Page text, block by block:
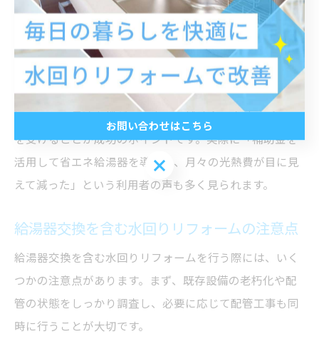
投資を抑えることも可能です。これらの制度を活用する
ことで、家計への負担を減らしながら最新設備を導入で
きるメリットがあります。
具体的には、専門業者に相談して現状の光熱費や使用状
況をもとに最適な機種を選定し、補助金の申請サポート
を受けることが成功のポイントです。実際に「補助金を
活用して省エネ給湯器を導入し、月々の光熱費が目に見
えて減った」という利用者の声も多く見られます。
給湯器交換を含む水回りリフォームの注意点
給湯器交換を含む水回りリフォームを行う際には、いく
つかの注意点があります。まず、既存設備の老朽化や配
管の状態をしっかり調査し、必要に応じて配管工事も同
時に行うことが大切です。
お問い合わせはこちら
お問い合わせはこちら